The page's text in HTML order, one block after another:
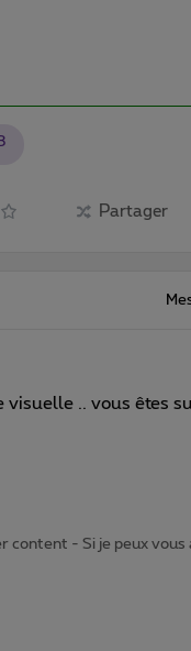
Partager
visuelle .. vous êtes
content - Si je peux